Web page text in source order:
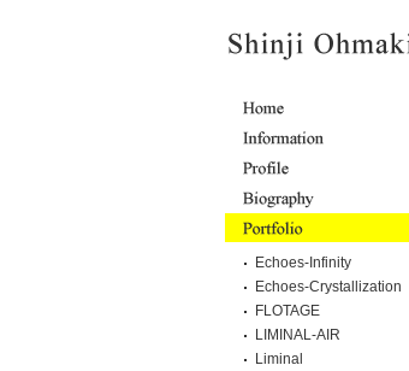
Echoes-Infinity
Echoes-Crystallization
FLOTAGE
LIMINAL-AIR
Liminal